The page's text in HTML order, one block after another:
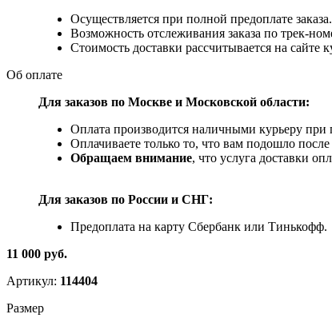
Осуществляется при полной предоплате заказа.
Возможность отслеживания заказа по трек-
Стоимость доставки рассчитывается на
Об оплате
Для заказов по Москве и Московской области:
Оплата производится наличными курьеру при
Оплачиваете только то, что вам подошло
Обращаем внимание, что услуга доставки
Для заказов по России и СНГ:
Предоплата на карту Сбербанк или Тинькофф.
11 000 руб.
Артикул: 114404
Размер